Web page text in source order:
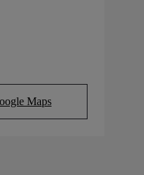
Maps
new tab)